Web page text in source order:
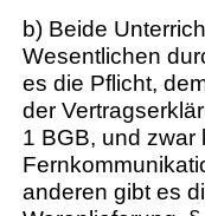
b) Beide
Wesentlichen
es die Pflicht,
der
1 BGB, und
anderen gibt es